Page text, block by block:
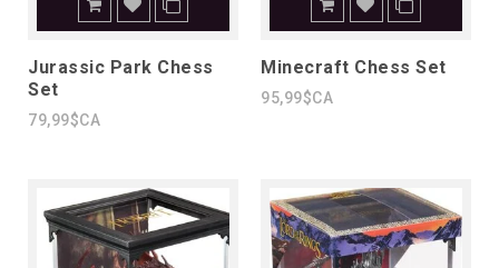
Jurassic Park Chess
Set
79,99$CA
Minecraft Chess Set
95,99$CA